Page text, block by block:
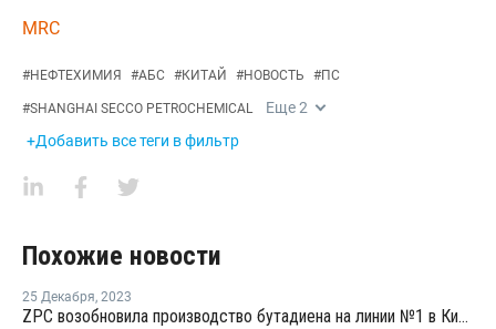
MRC
#НЕФТЕХИМИЯ #АБС #КИТАЙ #НОВОСТЬ #ПС
#SHANGHAI SECCO PETROCHEMICAL Еще2
+Добавить все теги в фильтр
Похожие новости
25 Декабря, 2023
ZPC возобновила производство бутадиена на линии №1 в Китае